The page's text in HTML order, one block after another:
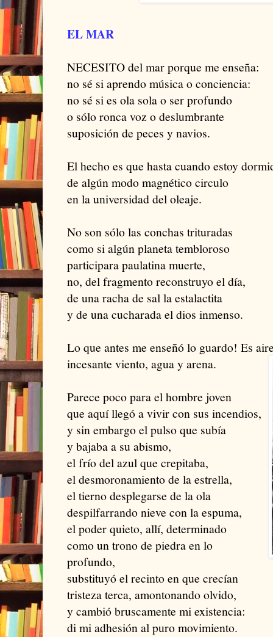
EL MAR
NECESITO del mar porque me enseña:
no sé si aprendo música o conciencia:
no sé si es ola sola o ser profundo
o sólo ronca voz o deslumbrante
suposición de peces y navios.
El hecho es que hasta cuando estoy
de algún modo magnético circulo
en la universidad del oleaje.
No son sólo las conchas trituradas
como si algún planeta tembloroso
participara paulatina muerte,
no, del fragmento reconstruyo el día,
de una racha de sal la estalactita
y de una cucharada el dios inmenso.
Lo que antes me enseñó lo guardo! Es
incesante viento, agua y arena.
Parece poco para el hombre joven
que aquí llegó a vivir con sus incendios,
y sin embargo el pulso que subía
y bajaba a su abismo,
el frío del azul que crepitaba,
el desmoronamiento de la estrella,
el tierno desplegarse de la ola
despilfarrando nieve con la espuma,
el poder quieto, allí, determinado
como un trono de piedra en lo
profundo,
substituyó el recinto en que crecían
tristeza terca, amontonando olvido,
y cambió bruscamente mi existencia:
di mi adhesión al puro movimiento.